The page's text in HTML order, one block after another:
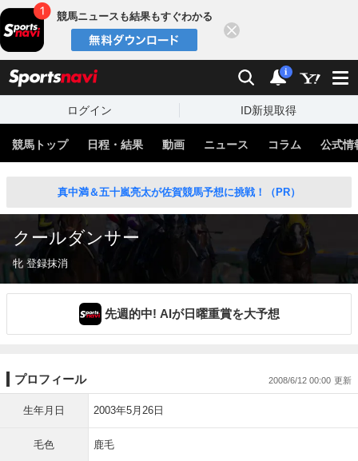
競馬ニュースも結果もすぐわかる
検索 通知
i
ログイン ID新規取得
競馬トップ 日程・結果 動画 ニュース コラム 公式情
真中満＆五十嵐亮太が佐賀競馬予想に挑戦！（PR）
クールダンサー
牝 登録抹消
先週的中! AIが日曜重賞を大予想
プロフィール 2008/6/12 00:00
生年月日 2003年5月26日
毛色 鹿毛